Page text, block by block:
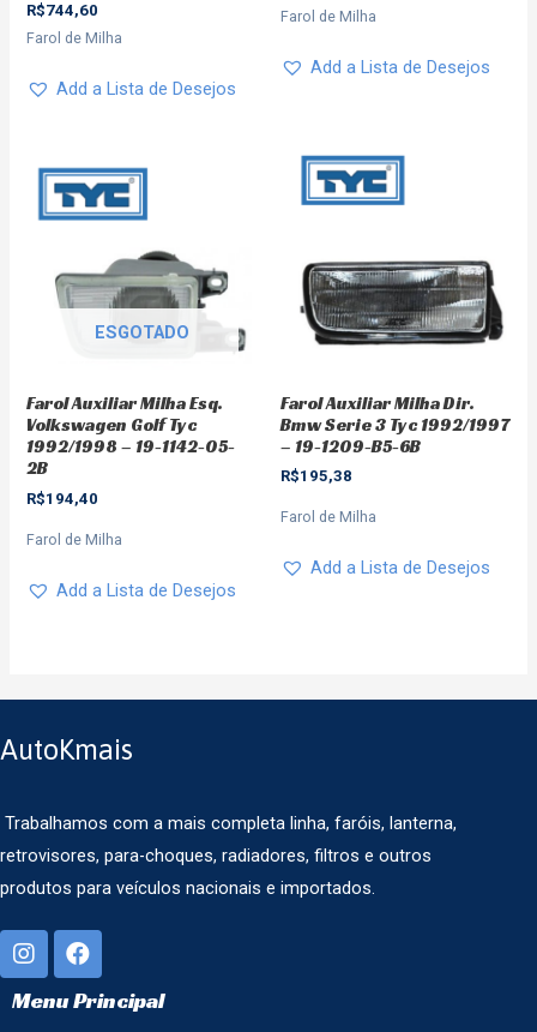
R$744,60
Farol de Milha
Add a Lista de Desejos
Farol de Milha
Add a Lista de Desejos
ESGOTADO
Farol Auxiliar Milha Esq.
Volkswagen Golf Tyc
1992/1998 – 19-1142-05-
2B
R$194,40
Farol de Milha
Add a Lista de Desejos
Farol Auxiliar Milha Dir.
Bmw Serie 3 Tyc 1992/1997
– 19-1209-B5-6B
R$195,38
Farol de Milha
Add a Lista de Desejos
AutoKmais
Trabalhamos com a mais completa linha, faróis, lanterna,
retrovisores, para-choques, radiadores, filtros e outros
produtos para veículos nacionais e importados.
Menu Principal